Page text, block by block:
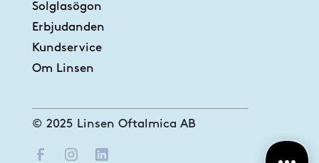
Solglasögon
Erbjudanden
Kundservice
Om Linsen
© 2025 Linsen Oftalmica AB